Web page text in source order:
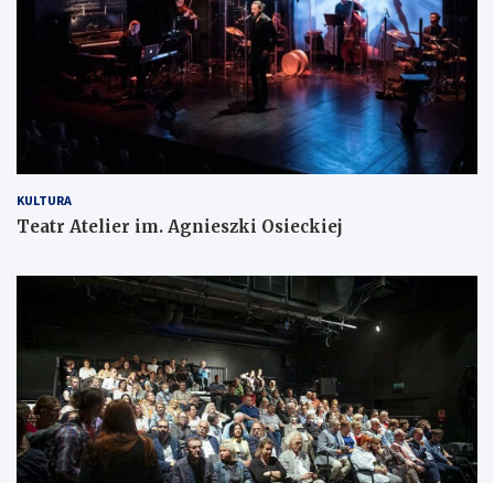
KULTURA
Teatr Atelier im. Agnieszki Osieckiej